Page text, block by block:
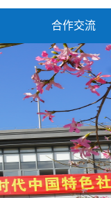
合作交流